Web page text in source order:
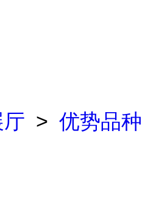
> 优势品种